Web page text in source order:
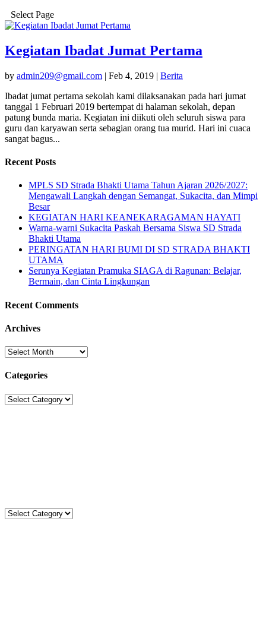
Select Page
Kegiatan Ibadat Jumat Pertama
by admin209@gmail.com | Feb 4, 2019 | Berita
Ibadat jumat pertama sekolah kami dilaksanakan pada hari jumat
tanggal 1 Februari 2019 bertempat di halaman sekolah, depan
patung bunda maria. Kegiatan ini diikuti oleh seluruh siswa para
guru dan karyawan serta sebagian orang tua murid. Hari ini cuaca
sangat bagus...
Recent Posts
MPLS SD Strada Bhakti Utama Tahun Ajaran 2026/2027:
Mengawali Langkah dengan Semangat, Sukacita, dan Mimpi
Besar
KEGIATAN HARI KEANEKARAGAMAN HAYATI
Warna-warni Sukacita Paskah Bersama Siswa SD Strada
Bhakti Utama
PERINGATAN HARI BUMI DI SD STRADA BHAKTI
UTAMA
Serunya Kegiatan Pramuka SIAGA di Ragunan: Belajar,
Bermain, dan Cinta Lingkungan
Recent Comments
Archives
Archives
Categories
Categories
Kategori